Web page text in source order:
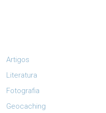
Artigos
Literatura
Fotografia
Geocaching